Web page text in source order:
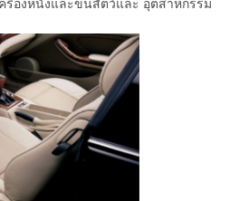
ครื่องหนังและขนสัตว์และ อุตสาหกรรม